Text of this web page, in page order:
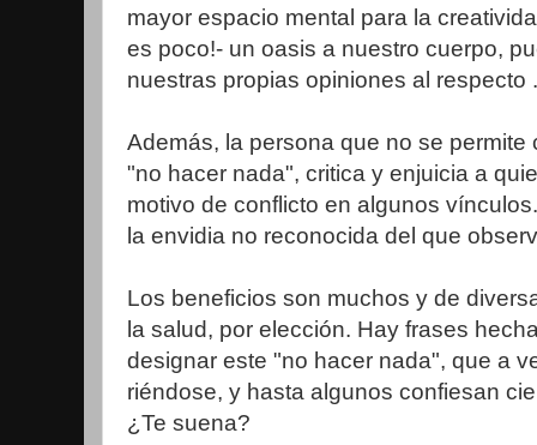
mayor espacio mental para la
es poco!- un oasis a nuestro cuerpo,
nuestras propias opiniones al respecto
Además, la persona que no se permite
"no hacer nada", critica y enjuicia a
motivo de conflicto en algunos
la envidia no reconocida del que
Los beneficios son muchos y de
la salud, por elección. Hay frases
designar este "no hacer nada", que a
riéndose, y hasta algunos confiesan
¿Te suena?